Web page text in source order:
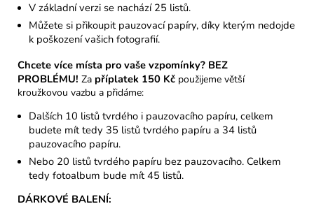
V základní verzi se nachází 25 listů.
Můžete si přikoupit pauzovací papíry, díky kterým nedojde
k poškození vašich fotografií.
Chcete více místa pro vaše vzpomínky? BEZ
PROBLÉMU! Za příplatek 150 Kč použijeme větší
kroužkovou vazbu a přidáme:
Dalších 10 listů tvrdého i pauzovacího papíru, celkem
budete mít tedy 35 listů tvrdého papíru a 34 listů
pauzovacího papíru.
Nebo 20 listů tvrdého papíru bez pauzovacího. Celkem
tedy fotoalbum bude mít 45 listů.
DÁRKOVÉ BALENÍ: